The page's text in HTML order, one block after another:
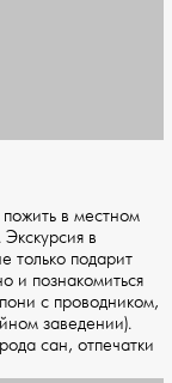
в местном
в
только подарит
и познакомиться
с проводником,
заведении).
сан, отпечатки